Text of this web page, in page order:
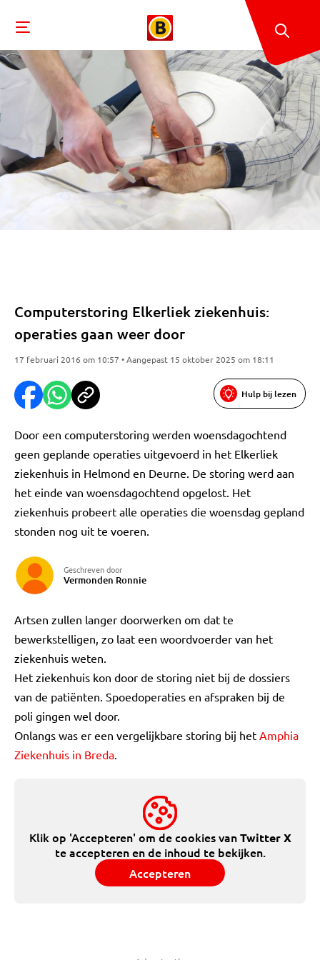
Computerstoring Elkerliek ziekenhuis:
operaties gaan weer door
17 februari 2016 om 10:57 • Aangepast 15 oktober 2025 om 18:11
Hulp bij lezen
Door een computerstoring werden woensdagochtend
geen geplande operaties uitgevoerd in het Elkerliek
ziekenhuis in Helmond en Deurne. De storing werd aan
het einde van woensdagochtend opgelost. Het
ziekenhuis probeert alle operaties die woensdag gepland
stonden nog uit te voeren.
Geschreven door
Vermonden Ronnie
Artsen zullen langer doorwerken om dat te
bewerkstelligen, zo laat een woordvoerder van het
ziekenhuis weten.
Het ziekenhuis kon door de storing niet bij de dossiers
van de patiënten. Spoedoperaties en afspraken bij de
poli gingen wel door.
Onlangs was er een vergelijkbare storing bij het Amphia
Ziekenhuis in Breda.
Klik op 'Accepteren' om de cookies vanTwitter X
te accepteren en de inhoud te bekijken.
Accepteren